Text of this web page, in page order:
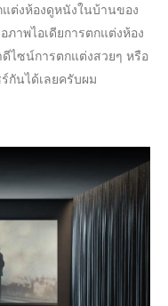
ต่งห้องดูหนังในบ้านของ
าพไอเดียการตกแต่งห้อง
ไซน์การตกแต่งสวยๆ หรือ
กันได้เลยครับผม